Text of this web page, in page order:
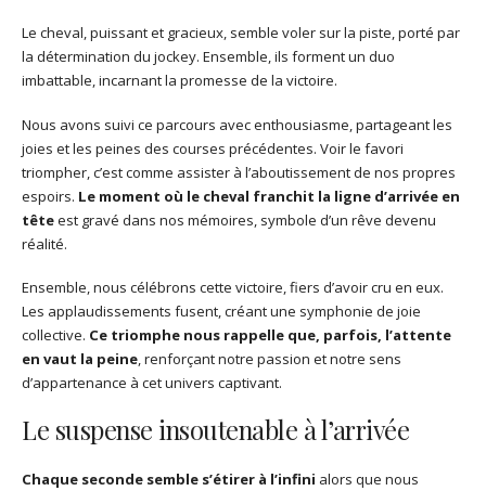
Le cheval, puissant et gracieux, semble voler sur la piste, porté par
la détermination du jockey. Ensemble, ils forment un duo
imbattable, incarnant la promesse de la victoire.
Nous avons suivi ce parcours avec enthousiasme, partageant les
joies et les peines des courses précédentes. Voir le favori
triompher, c’est comme assister à l’aboutissement de nos propres
espoirs. Le moment où le cheval franchit la ligne d’arrivée en
têteest gravé dans nos mémoires, symbole d’un rêve devenu
réalité.
Ensemble, nous célébrons cette victoire, fiers d’avoir cru en eux.
Les applaudissements fusent, créant une symphonie de joie
collective. Ce triomphe nous rappelle que, parfois, l’attente
en vaut la peine, renforçant notre passion et notre sens
d’appartenance à cet univers captivant.
Le suspense insoutenable à l’arrivée
Chaque seconde semble s’étirer à l’infini alors que nous